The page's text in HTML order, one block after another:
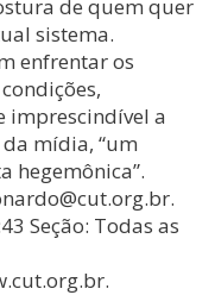
de quem quer
sistema.
enfrentar os
imprescindível a
mídia, “um
hegemônica”.
Seção: Todas as